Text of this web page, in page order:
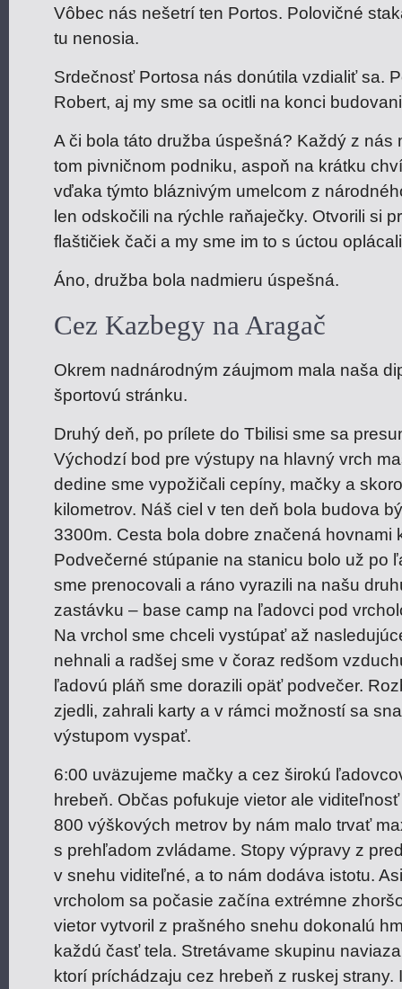
Vôbec nás nešetrí ten Portos. Polovičné
tu nenosia.
Srdečnosť Portosa nás donútila vzdialiť sa.
Robert, aj my sme sa ocitli na konci
A či bola táto družba úspešná? Každý z nás
tom pivničnom podniku, aspoň na krátku
vďaka týmto bláznivým umelcom z
len odskočili na rýchle raňaječky. Otvorili si
flaštičiek čači a my sme im to s úctou
Áno, družba bola nadmieru úspešná.
Cez Kazbegy na Aragač
Okrem nadnárodným záujmom mala naša
športovú stránku.
Druhý deň, po prílete do Tbilisi sme sa
Východzí bod pre výstupy na hlavný vrch
dedine sme vypožičali cepíny, mačky a
kilometrov. Náš ciel v ten deň bola budova
3300m. Cesta bola dobre značená hovnami
Podvečerné stúpanie na stanicu bolo už po
sme prenocovali a ráno vyrazili na našu
zastávku – base camp na ľadovci pod
Na vrchol sme chceli vystúpať až
nehnali a radšej sme v čoraz redšom
ľadovú pláň sme dorazili opäť podvečer.
zjedli, zahrali karty a v rámci možností sa
výstupom vyspať.
6:00 uväzujeme mačky a cez širokú
hrebeň. Občas pofukuje vietor ale
800 výškových metrov by nám malo trvať
s prehľadom zvládame. Stopy výpravy z
v snehu viditeľné, a to nám dodáva istotu.
vrcholom sa počasie začína extrémne
vietor vytvoril z prašného snehu dokonalú
každú časť tela. Stretávame skupinu
ktorí príchádzaju cez hrebeň z ruskej